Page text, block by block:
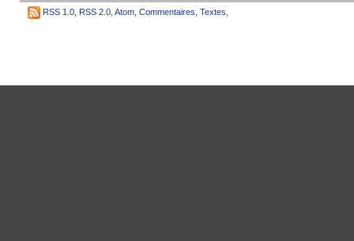
RSS 1.0 RSS 2.0 Atom Commentaires Textes